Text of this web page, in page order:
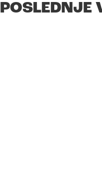
POSLEDNJE